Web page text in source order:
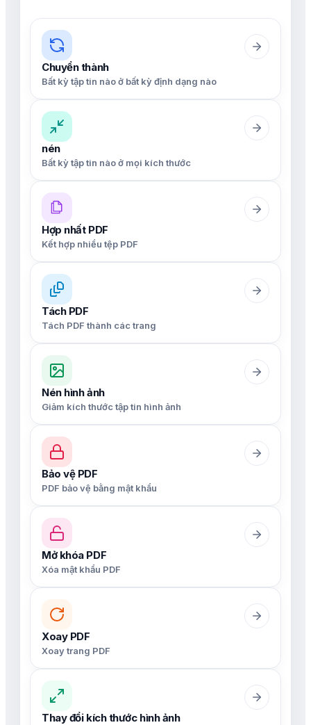
Chuyển thành
Bất kỳ tập tin nào ở bất kỳ định dạng nào
nén
Bất kỳ tập tin nào ở mọi kích thước
Hợp nhất PDF
Kết hợp nhiều tệp PDF
Tách PDF
Tách PDF thành các trang
Nén hình ảnh
Giảm kích thước tập tin hình ảnh
Bảo vệ PDF
PDF bảo vệ bằng mật khẩu
Mở khóa PDF
Xóa mật khẩu PDF
Xoay PDF
Xoay trang PDF
Thay đổi kích thước hình ảnh